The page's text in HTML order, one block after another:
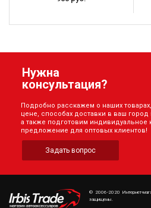
Нужна
консультация?
Подробно расскажем о наших
цене, способах доставки в ваш
а также подготовим индивидуальное
предложение для оптовых клиентов!
Задать вопрос
© 2006-2020 Интернет-
защищены.